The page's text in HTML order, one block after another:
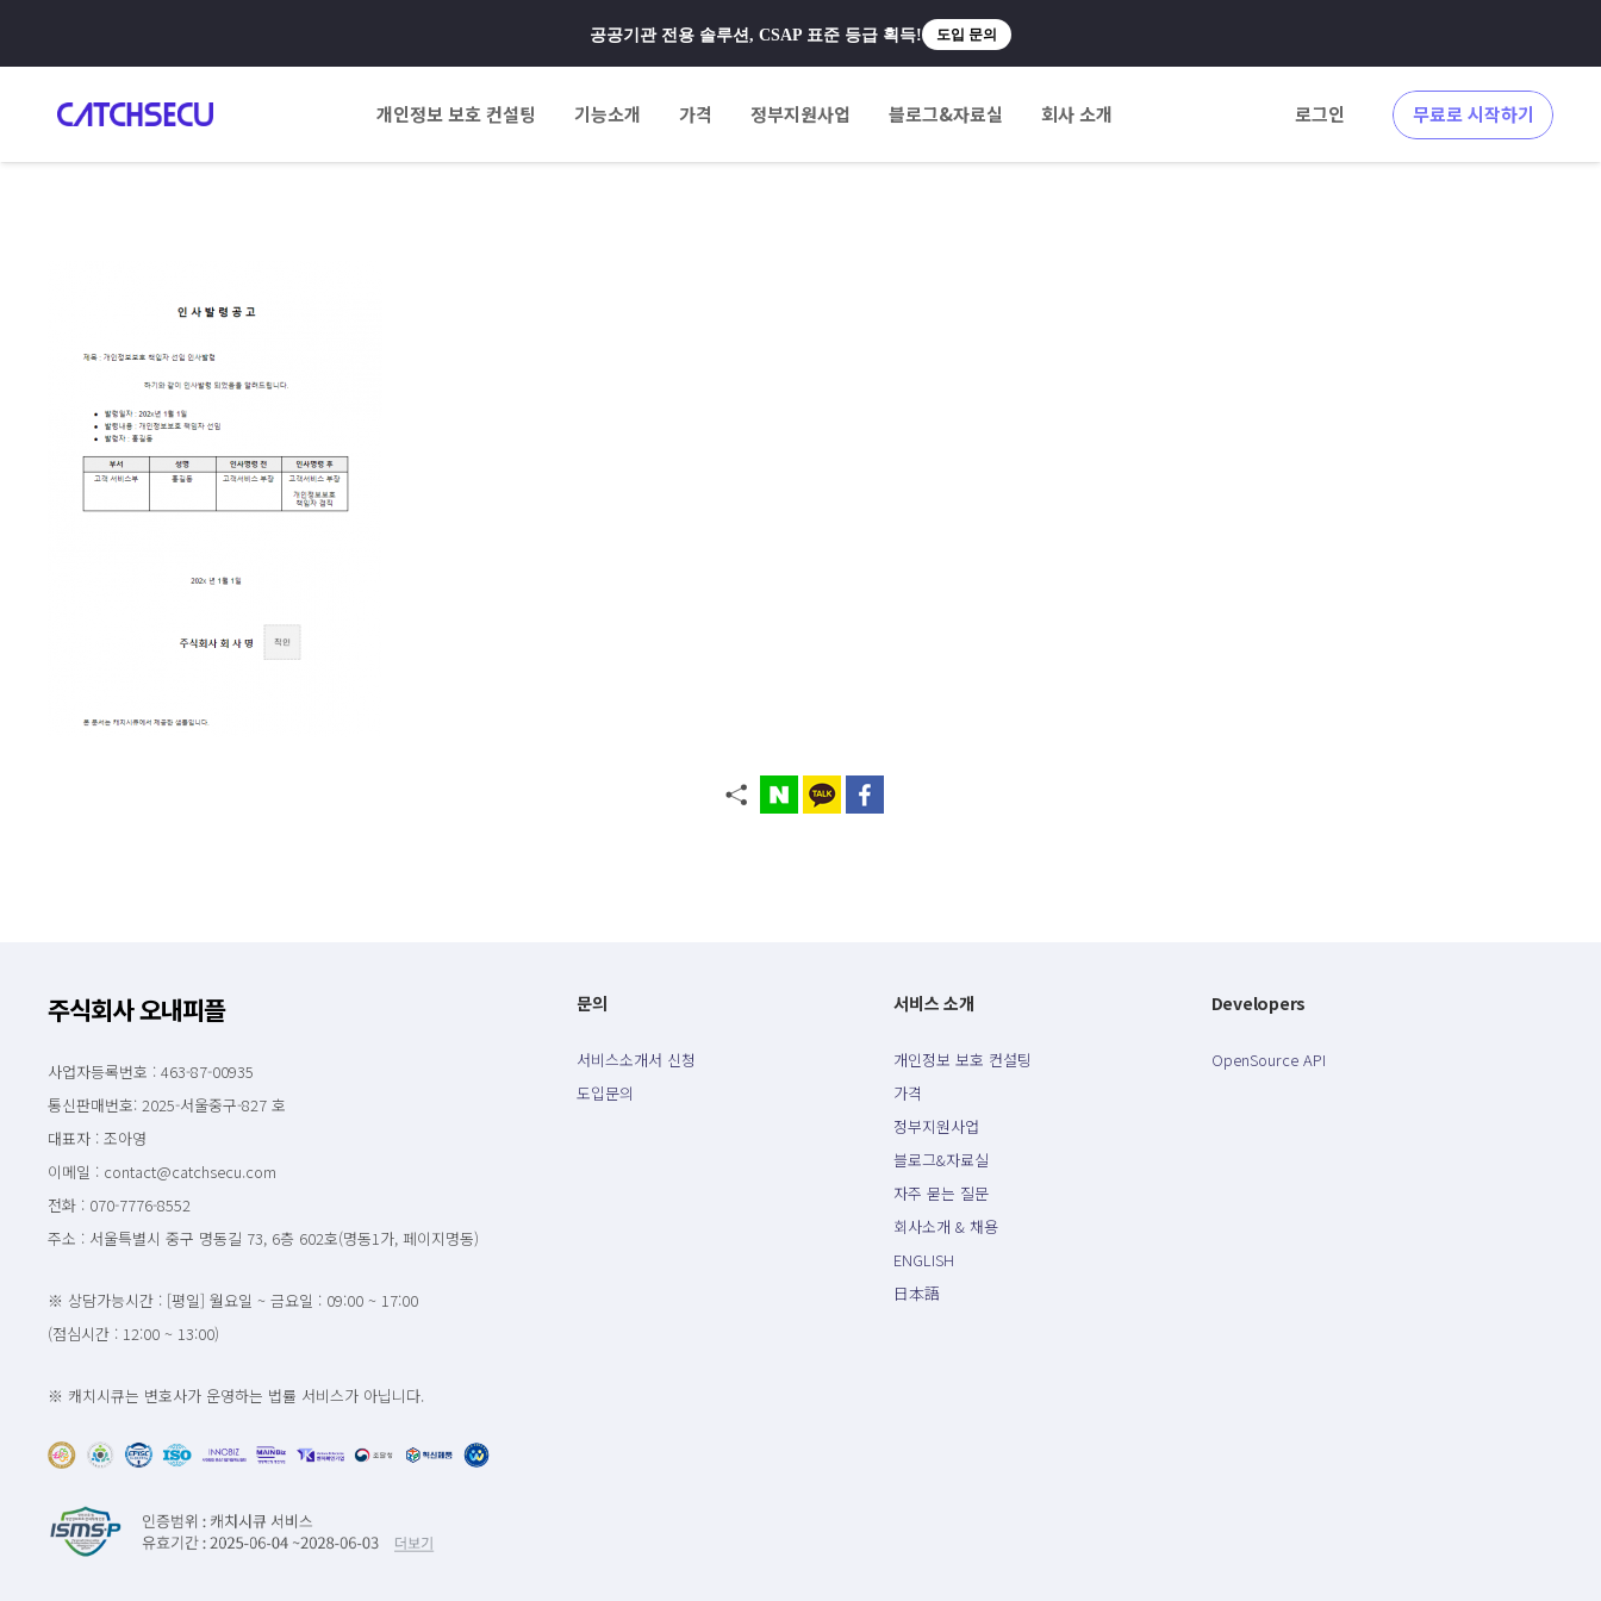
공공기관 전용 솔루션, CSAP 표준 등급 획득! 도입 문의
개인정보 보호 컨설팅 기능소개 가격 정부지원사업 블로그&자료실 회사 소개 로그인 무료로 시작하기
주식회사 오내피플
사업자등록번호 : 463-87-00935
통신판매번호: 2025-서울중구-827 호
대표자 : 조아영
이메일 : contact@catchsecu.com
전화 : 070-7776-8552
주소 : 서울특별시 중구 명동길 73, 6층 602호(명동1가, 페이지명동)
※ 상담가능시간 : [평일] 월요일 ~ 금요일 : 09:00 ~ 17:00
(점심시간 : 12:00 ~ 13:00)
※ 캐치시큐는 변호사가 운영하는 법률 서비스가 아닙니다.
문의
서비스소개서 신청
도입문의
서비스 소개
개인정보 보호 컨설팅
가격
정부지원사업
블로그&자료실
자주 묻는 질문
회사소개 & 채용
ENGLISH
日本語
Developers
OpenSource API